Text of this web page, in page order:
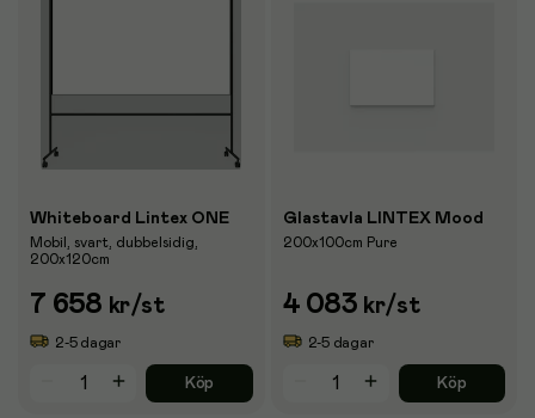
Whiteboard Lintex ONE
Mobil, svart, dubbelsidig,
200x120cm
7 658 kr/st
2-5 dagar
Köp
Glastavla LINTEX Mood
200x100cm Pure
4 083 kr/st
2-5 dagar
Köp